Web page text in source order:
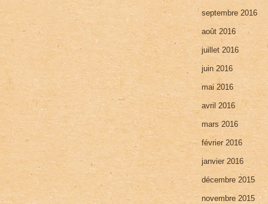
septembre 2016
août 2016
juillet 2016
juin 2016
mai 2016
avril 2016
mars 2016
février 2016
janvier 2016
décembre 2015
novembre 2015